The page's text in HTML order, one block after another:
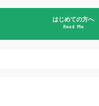
はじめての方へ
Read Me